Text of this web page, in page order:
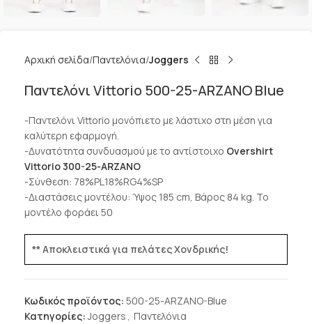
Αρχική σελίδα Παντελόνια Joggers
Παντελόνι Vittorio 500-25-ARZANO Blue
-Παντελόνι Vittorio μονόπιετο με λάστιχο στη μέση για
καλύτερη εφαρμογή.
-Δυνατότητα συνδυασμού με το αντίστοιχο Overshirt
Vittorio 300-25-ARZANO
-Σύνθεση: 78%PL18%RG4%SP
-Διαστάσεις μοντέλου: Ύψος 185 cm, Βάρος 84 kg. Το
μοντέλο φοράει 50
** Αποκλειστικά για πελάτες Χονδρικής!
Κωδικός προϊόντος: 500-25-ARZANO-Blue
Κατηγορίες: Joggers , Παντελόνια